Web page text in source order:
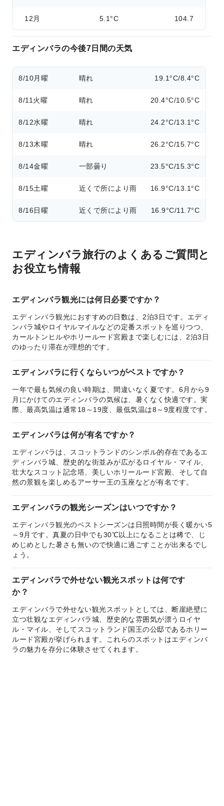
12月 5.1°C 104.7
エディンバラの今後7日間の天気
8/10月曜 晴れ 19.1°C/8.4°C
8/11 火曜 晴れ 20.4°C/10.5°C
8/12水曜 晴れ 24.2°C/13.1°C
8/13木曜 晴れ 26.2°C/15.7°C
8/14金曜 一部曇り 23.5°C/15.3°C
8/15土曜 近くで所により雨 16.9°C/13.1°C
8/16日曜 近くで所により雨 16.9°C/11.7°C
エディンバラ旅行のよくあるご質問と
お役立ち情報
エディンバラ観光には何日必要ですか？
エディンバラ観光におすすめの日数は、2泊3日です。エディ
ンバラ城やロイヤルマイルなどの定番スポットを巡りつつ、
カールトンヒルやホリールード宮殿まで楽しむには、2泊3日
のゆったり滞在が理想的です。
エディンバラに行くならいつがベストですか？
一年で最も気候の良い時期は、間違いなく夏です。6月から9
月にかけてのエディンバラの気候は、暑くなく快適です。実
際、最高気温は通常18～19度、最低気温は8～9度程度です。
エディンバラは何が有名ですか？
エディンバラは、スコットランドのシンボル的存在であるエ
ディンバラ城、歴史的な街並みが広がるロイヤル・マイル、
壮大なスコット記念塔、美しいホリールード宮殿、そして自
然の景観を楽しめるアーサー王の玉座などが有名です。
エディンバラの観光シーズンはいつですか？
エディンバラ観光のベストシーズンは日照時間が長く暖かい5
～9月です。真夏の日中でも30℃以上になることは稀で、じ
めじめとした暑さも無いので快適に過ごすことが出来るでし
ょう。
エディンバラで外せない観光スポットは何です
か？
エディンバラで外せない観光スポットとしては、断崖絶壁に
立つ壮観なエディンバラ城、歴史的な雰囲気が漂うロイヤ
ル・マイル、そしてスコットランド国王の公邸であるホリー
ルード宮殿が挙げられます。これらのスポットはエディンバ
ラの魅力を存分に体験させてくれます。